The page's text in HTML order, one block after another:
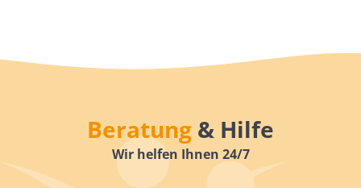
Beratung & Hilfe
Wir helfen Ihnen 24/7